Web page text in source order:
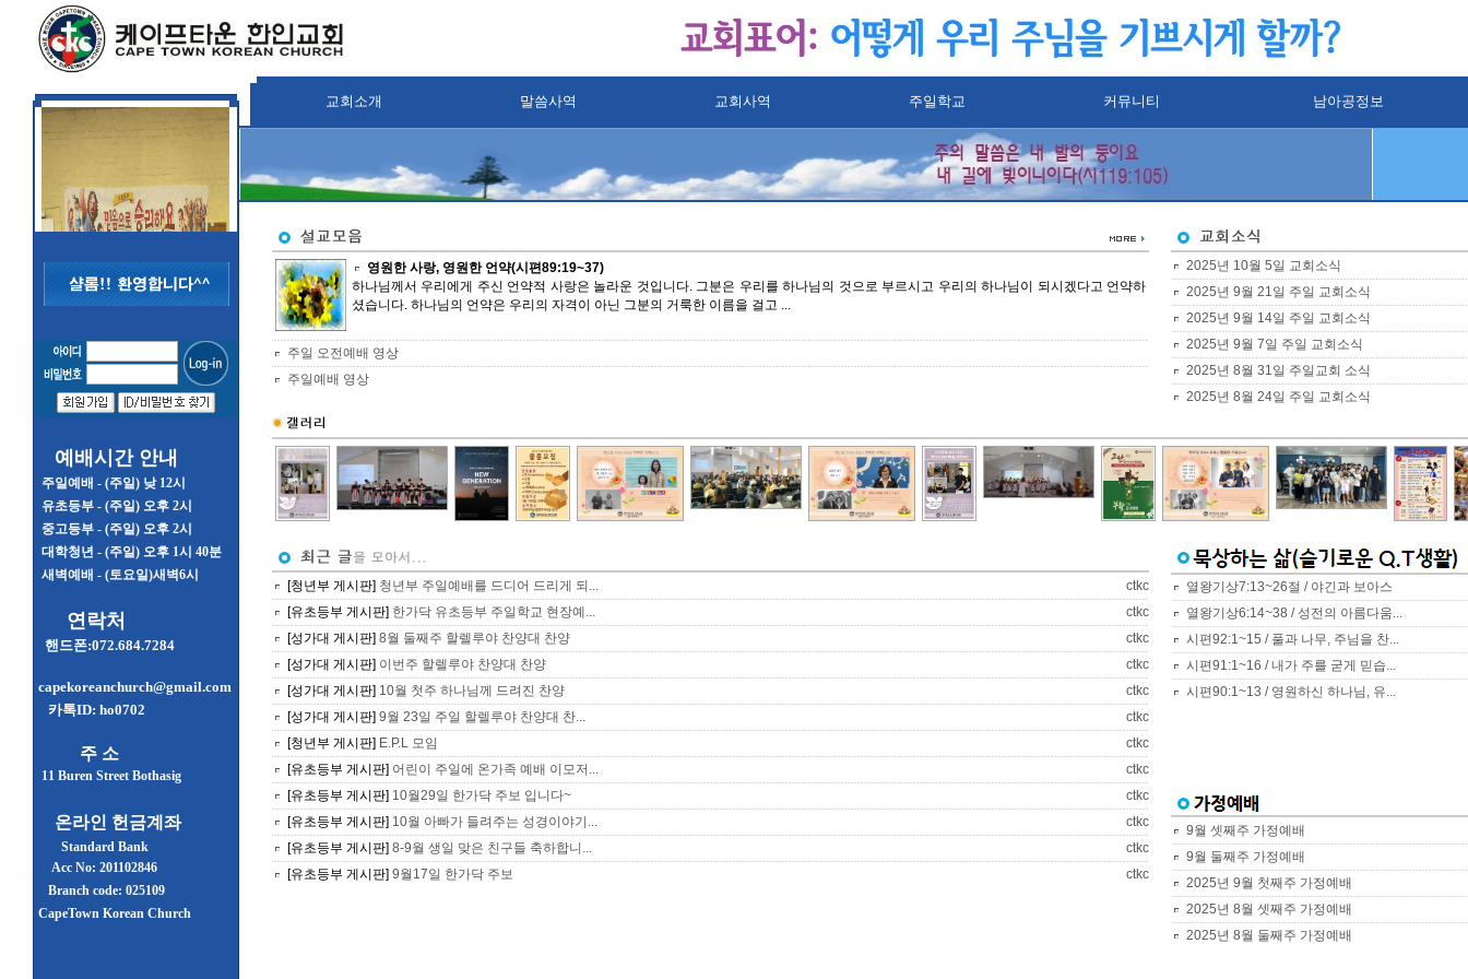
교회소개 말씀사역 교회사역 주일학교 커뮤니티 남아공정보
예배시간 안내
주일예배 - (주일) 낮 12시
유초등부 - (주일) 오후 2시
중고등부 - (주일) 오후 2시
대학청년 - (주일) 오후 1시 40분
새벽예배 - (토요일)새벽6시
연락처
핸드폰:072.684.7284
capekoreanchurch@gmail.com
카톡ID: ho0702
주 소
11 Buren Street Bothasig
온라인 헌금계좌
Standard Bank
Acc No: 201102846
Branch code: 025109
CapeTown Korean Church
영원한 사랑, 영원한 언약(시편89:19~37)
하나님께서 우리에게 주신 언약적 사랑은 놀라운 것입니다. 그분은 우리를 하나님의 것으로 부르시고 우리의 하나님이 되시겠다고 언약하
셨습니다. 하나님의 언약은 우리의 자격이 아닌 그분의 거룩한 이름을 걸고 ...
주일 오전예배 영상
주일예배 영상
2025년 10월 5일 교회소식
2025년 9월 21일 주일 교회소식
2025년 9월 14일 주일 교회소식
2025년 9월 7일 주일 교회소식
2025년 8월 31일 주일교회 소식
2025년 8월 24일 주일 교회소식
[청년부 게시판] 청년부 주일예배를 드디어 드리게 되...
ctkc
[유초등부 게시판] 한가닥 유초등부 주일학교 현장예...
ctkc
[성가대 게시판] 8월 둘째주 할렐루야 찬양대 찬양
ctkc
[성가대 게시판] 이번주 할렐루야 찬양대 찬양
ctkc
[성가대 게시판] 10월 첫주 하나님께 드려진 찬양
ctkc
[성가대 게시판] 9월 23일 주일 할렐루야 찬양대 찬...
ctkc
[청년부 게시판] E.P.L 모임
ctkc
[유초등부 게시판] 어린이 주일에 온가족 예배 이모저...
ctkc
[유초등부 게시판] 10월29일 한가닥 주보 입니다~
ctkc
[유초등부 게시판] 10월 아빠가 들려주는 성경이야기...
ctkc
[유초등부 게시판] 8-9월 생일 맞은 친구들 축하합니...
ctkc
[유초등부 게시판] 9월17일 한가닥 주보 ctkc
열왕기상7:13~26절 / 야긴과 보아스
열왕기상6:14~38 / 성전의 아름다움...
시편92:1~15 / 풀과 나무, 주님을 찬...
시편91:1~16 / 내가 주를 굳게 믿습...
시편90:1~13 / 영원하신 하나님, 유...
9월 셋째주 가정예배
9월 둘째주 가정예배
2025년 9월 첫째주 가정예배
2025년 8월 셋째주 가정예배
2025년 8월 둘째주 가정예배